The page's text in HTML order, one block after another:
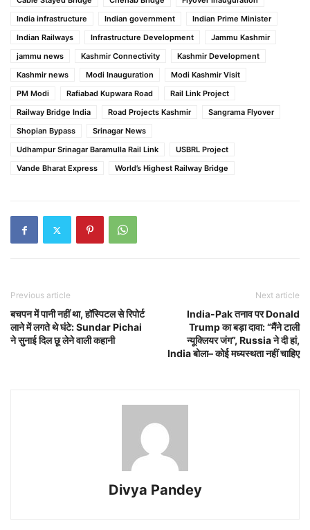
India infrastructure
Indian government
Indian Prime Minister
Indian Railways
Infrastructure Development
Jammu Kashmir
jammu news
Kashmir Connectivity
Kashmir Development
Kashmir news
Modi Inauguration
Modi Kashmir Visit
PM Modi
Rafiabad Kupwara Road
Rail Link Project
Railway Bridge India
Road Projects Kashmir
Sangrama Flyover
Shopian Bypass
Srinagar News
Udhampur Srinagar Baramulla Rail Link
USBRL Project
Vande Bharat Express
World’s Highest Railway Bridge
Previous article
बचपन में पानी नहीं था, हॉस्पिटल से रिपोर्ट
लाने में लगते थे घंटे: Sundar Pichai
ने सुनाई दिल छू लेने वाली कहानी
Next article
India-Pak तनाव पर Donald
Trump का बड़ा दावा: “मैंने टाली
न्यूक्लियर जंग”, Russia ने दी हां,
India बोला– कोई मध्यस्थता नहीं चाहिए
Divya Pandey